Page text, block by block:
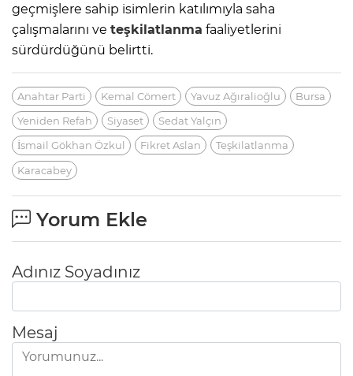
geçmişlere sahip isimlerin katılımıyla saha
çalışmalarını ve teşkilatlanma faaliyetlerini
sürdürdüğünü belirtti.
Anahtar Parti Kemal Cömert Yavuz Ağıralioğlu
Bursa
Yeniden Refah
Siyaset
Sedat Yalçın
İsmail Gökhan Özkul
Fikret Aslan
Teşkilatlanma
Karacabey
Yorum Ekle
Adınız Soyadınız
Mesaj